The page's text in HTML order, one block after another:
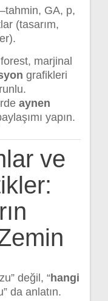
GA, p,
(tasarım,
marjinal
grafikleri
aynen
yapın.
ve
değil, “hangi
da anlatın.